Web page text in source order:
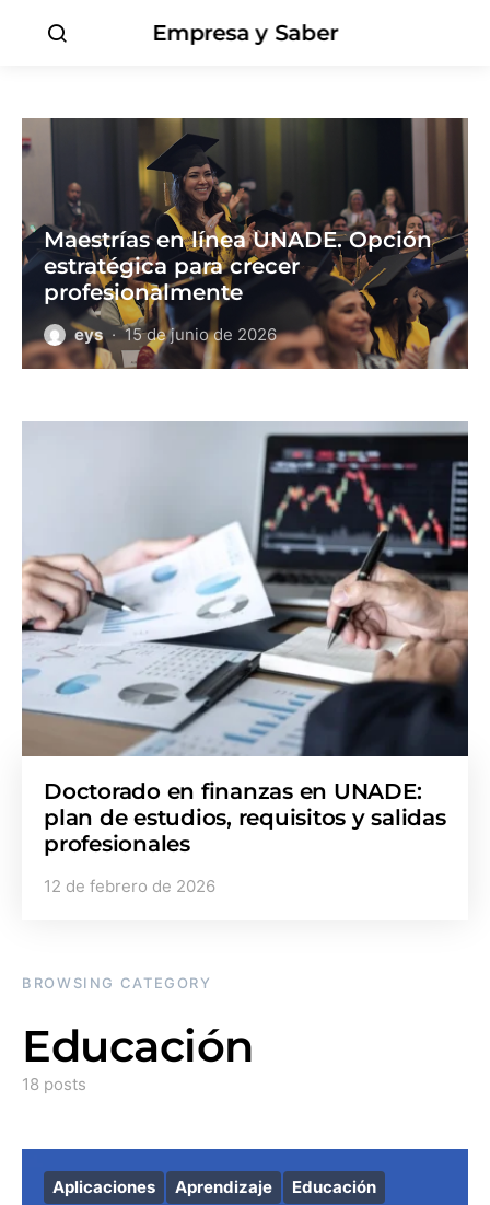
Empresa y Saber
Maestrías en línea UNADE. Opción
estratégica para crecer
profesionalmente
eys 15 de junio de 2026
Doctorado en finanzas en UNADE:
plan de estudios, requisitos y salidas
profesionales
12 de febrero de 2026
BROWSING CATEGORY
Educación
18 posts
Aplicaciones Aprendizaje
Educación